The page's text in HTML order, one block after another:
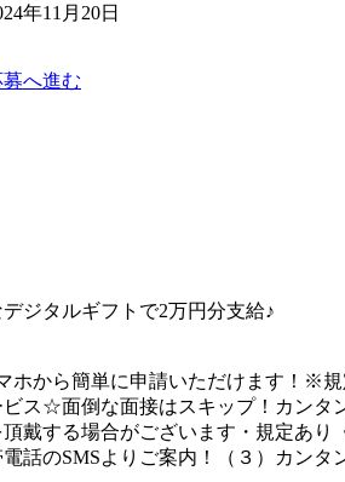
年11月20日
募へ進む
ジタルギフトで2万円分支給♪
ホから簡単に申請いただけます！※規
ス☆面倒な面接はスキップ！カンタ
戴する場合がございます・規定あり
話のSMSよりご案内！（３）カン